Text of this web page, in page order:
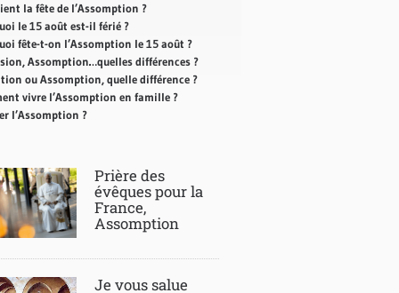
la fête de l’Assomption ?
le 15 août est-il férié ?
fête-t-on l’Assomption le 15 août ?
Assomption…quelles différences ?
ou Assomption, quelle différence ?
vivre l’Assomption en famille ?
l’Assomption ?
Prière des
évêques pour la
France,
Assomption
Je vous salue